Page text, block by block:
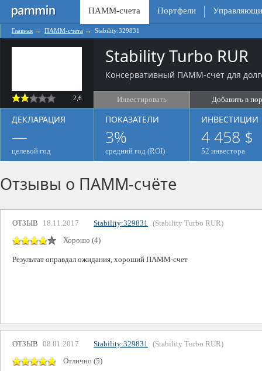
ПАММ-счета Портфели
Главная → ПАММ-счета → Stability:329831
2,6
Stability Turbo RUR
Консервативный ПАММ-счет для
Инвестировать Добавить в
ДЕКЛАРАЦИЯ
—
целевой год
ПОКАЗАТЕЛИ
3%
средний год (ROI)
ИНВЕСТИЦИИ
4 458 $
52 инвестора
Отзывы о ПАММ-счёте
ОТЗЫВ 18.11.2017 Stability:329831 (Stability Turbo RUR)
Хорошо (4)
Результат оправдал ожидания, хороший ПАММ-счет
ОТЗЫВ 08.01.2017 Stability:329831 (Stability Turbo RUR)
Отлично (5)